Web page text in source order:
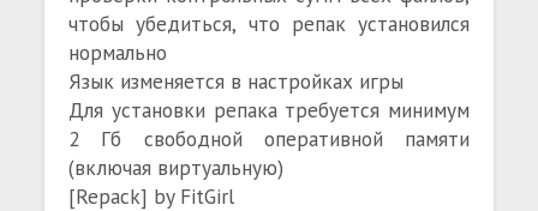
чтобы убедиться, что репак установился
нормально
Язык изменяется в настройках игры
Для установки репака требуется минимум
2 Гб свободной оперативной памяти
(включая виртуальную)
[Repack] by FitGirl